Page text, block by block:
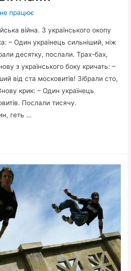
працює
війна. З українського окопу
– Один українець сильніший, ніж
десятку, послали. Трах-бах,
з українського боку кричать: –
від ста московитів! Зібрали сто,
крик: – Один українець
Послали тисячу.
геть …